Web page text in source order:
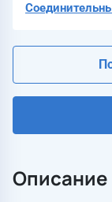
Описание